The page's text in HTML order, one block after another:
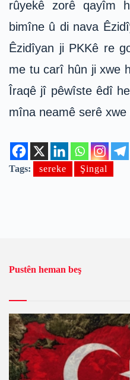
rûyekê zorê qayîm
bimîne û di nava
Êzidîyan ji PKKê re
me tu carî hûn ji xwe
Îraqê jî pêwîste êdî
mîna neamê serê xwe
Tags: sereke Şingal
Pustên heman beş